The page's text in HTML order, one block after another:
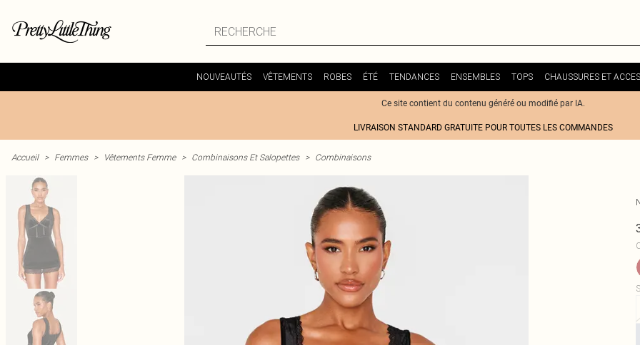
NOUVEAUTÉS VÊTEMENTS ROBES ÉTÉ TENDANCES ENSEMBLES TOPS CHAUSSURES ET
Ce site contient du contenu généré ou modifié par IA.
LIVRAISON STANDARD GRATUITE POUR TOUTES LES COMMANDES
Accueil > Femmes > Vêtements Femme > Combinaisons Et Salopettes > Combinaisons